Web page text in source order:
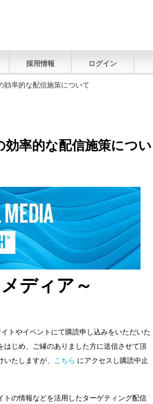
採用情報 ログイン
効率的な配信施策について
率的な配信施策につい
ディア～
トやイベントにて購読申し込みをいただいた
じめ、ご縁のありました方に送信させて頂
たしますが、 こちら にアクセスし購読中止
の情報などを活用したターゲティング配信